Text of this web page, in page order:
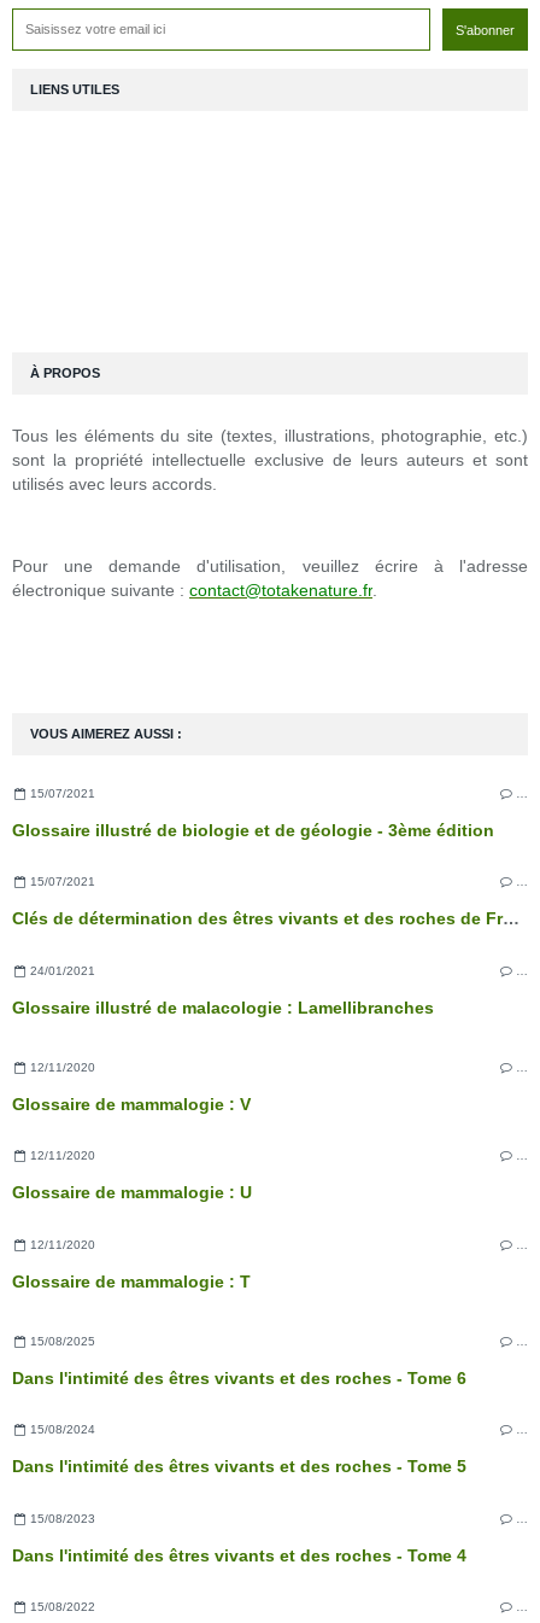
VOUS AIMEREZ AUSSI :
15/07/2021
Glossaire illustré de biologie et de géologie - 3ème édition
15/07/2021 …
Clés de détermination des êtres vivants et des roches de France - 3ème édition
24/01/2021
Glossaire illustré de malacologie : Lamellibranches
12/11/2020
Glossaire de mammalogie : V
12/11/2020 …
Glossaire de mammalogie : U
12/11/2020
Glossaire de mammalogie : T
15/08/2025
Dans l'intimité des êtres vivants et des roches - Tome 6
15/08/2024
Dans l'intimité des êtres vivants et des roches - Tome 5
15/08/2023
Dans l'intimité des êtres vivants et des roches - Tome 4
15/08/2022 …
LIENS UTILES
À PROPOS
Tous les éléments du site (textes, illustrations, photographie, etc.)
sont la propriété intellectuelle exclusive de leurs auteurs et sont
utilisés avec leurs accords.
Pour une demande d'utilisation, veuillez écrire à l'adresse
électronique suivante : contact@totakenature.fr